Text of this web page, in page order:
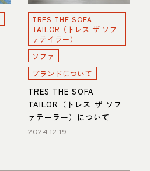
TRES THE SOFA
TAILOR（トレス ザ ソフ
ァテイラー）
ソファ
ブランドについて
TRES THE SOFA
TAILOR（トレス ザ ソフ
ァテーラー）について
2024.12.19